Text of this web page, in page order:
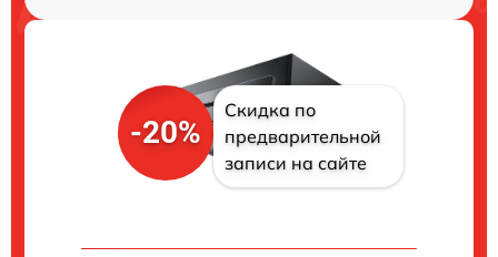
-20%
Скидка по
предварительной
записи на сайте